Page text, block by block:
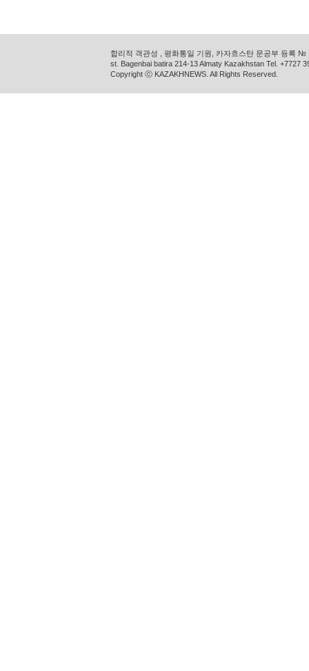
합리적 객관성 , 평화통일 기원, 카자흐스탄 문공부 등록
st. Bagenbai batira 214-13 Almaty Kazakhstan Tel. +7727
Copyright ⓒ KAZAKHNEWS. All Rights Reserved.